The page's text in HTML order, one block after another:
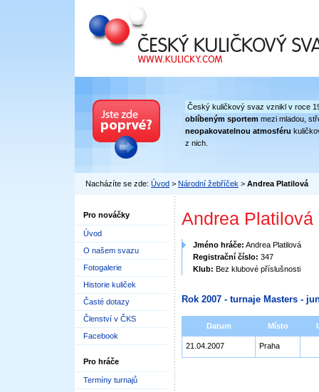
Český kuličkový svaz
Český kuličkový svaz vznikl v roce
oblíbeným sportem mezi mladou,
neopakovatelnou atmosféru
z nich.
Nacházíte se zde: Úvod > Národní žebříček > Andrea Platilová
Pro nováčky
Úvod
O našem svazu
Fotogalerie
Historie kuliček
Časté dotazy
Členství v ČKS
Facebook
Pro hráče
Termíny turnajů
Andrea Platilová
Jméno hráče: Andrea Platilová
Registrační číslo: 347
Klub: Bez klubové příslušnosti
Rok 2007 - turnaje Masters -
Datum Místo
21.04.2007 Praha